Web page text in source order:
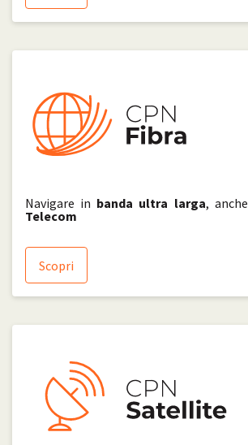
Navigare in banda ultra larga, anche
Telecom
Scopri